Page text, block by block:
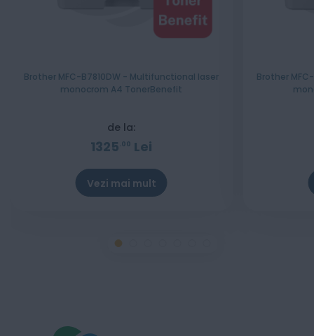
Brother MFC-B7810DW - Multifunctional laser
monocrom A4 TonerBenefit
de la:
1325 00 Lei
Vezi mai mult
Brother